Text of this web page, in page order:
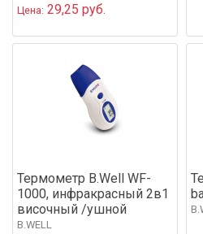
Цена: 29,25 руб.
Термометр B.Well WF-
1000, инфракрасный 2в1
височный /ушной
B.WELL